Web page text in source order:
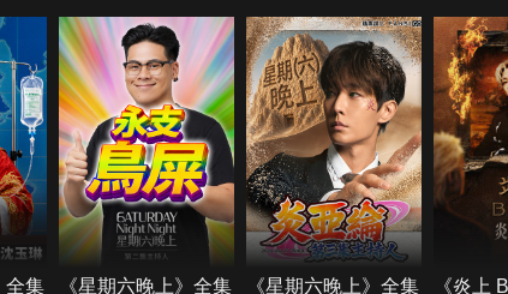
全集 《星期六晚上》全集 《星期六晚上》全集 《炎上